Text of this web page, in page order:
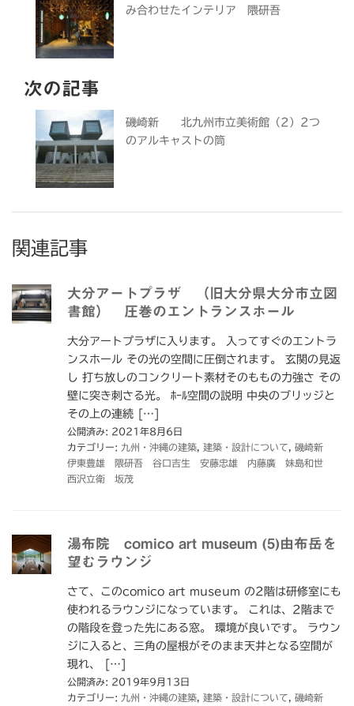
み合わせたインテリア 隈研吾
次の記事
磯崎新 北九州市立美術館（2）2つ
のアルキャストの筒
関連記事
大分アートプラザ （旧大分県大分市立図
書館） 圧巻のエントランスホール
大分アートプラザに入ります。 入ってすぐのエントラ
ンスホール その光の空間に圧倒されます。 玄関の見返
し 打ち放しのコンクリート素材そのももの力強さ その
壁に突き刺さる光。 ﾎｰﾙ空間の説明 中央のブリッジと
その上の連続 […]
公開済み: 2021年8月6日
カテゴリー: 九州・沖縄の建築, 建築・設計について, 磯崎新
伊東豊雄 隈研吾 谷口吉生 安藤忠雄 内藤廣 妹島和世
西沢立衛 坂茂
湯布院 comico art museum (5)由布岳を
望むラウンジ
さて、このcomico art museum の2階は研修室にも
使われるラウンジになっています。 これは、2階まで
の階段を登った先にある窓。 環境が良いです。 ラウン
ジに入ると、三角の屋根がそのまま天井となる空間が
現れ、 […]
公開済み: 2019年9月13日
カテゴリー: 九州・沖縄の建築, 建築・設計について, 磯崎新